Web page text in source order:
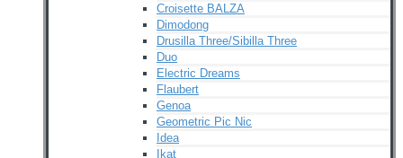
Croisette BALZA
Dimodong
Drusilla Three/Sibilla Three
Duo
Electric Dreams
Flaubert
Genoa
Geometric Pic Nic
Idea
Ikat